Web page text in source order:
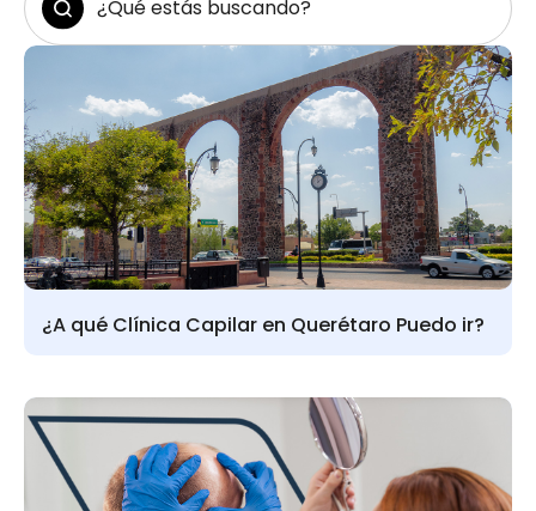
¿A qué Clínica Capilar en Querétaro Puedo ir?